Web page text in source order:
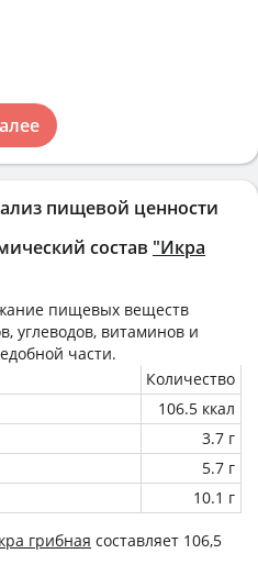
пищевой ценности
состав "Икра
пищевых веществ
углеводов, витаминов и
части.
Количество
106.5 ккал
3.7 г
5.7 г
10.1 г
грибная составляет 106,5